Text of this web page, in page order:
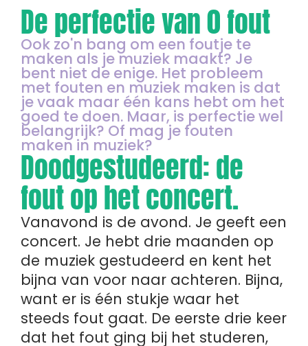
De perfectie van 0 fout
Ook zo'n bang om een foutje te
maken als je muziek maakt? Je
bent niet de enige. Het probleem
met fouten en muziek maken is dat
je vaak maar één kans hebt om het
goed te doen. Maar, is perfectie wel
belangrijk? Of mag je fouten
maken in muziek?
Doodgestudeerd: de
fout op het concert.
Vanavond is de avond. Je geeft een
concert. Je hebt drie maanden op
de muziek gestudeerd en kent het
bijna van voor naar achteren. Bijna,
want er is één stukje waar het
steeds fout gaat. De eerste drie keer
dat het fout ging bij het studeren,